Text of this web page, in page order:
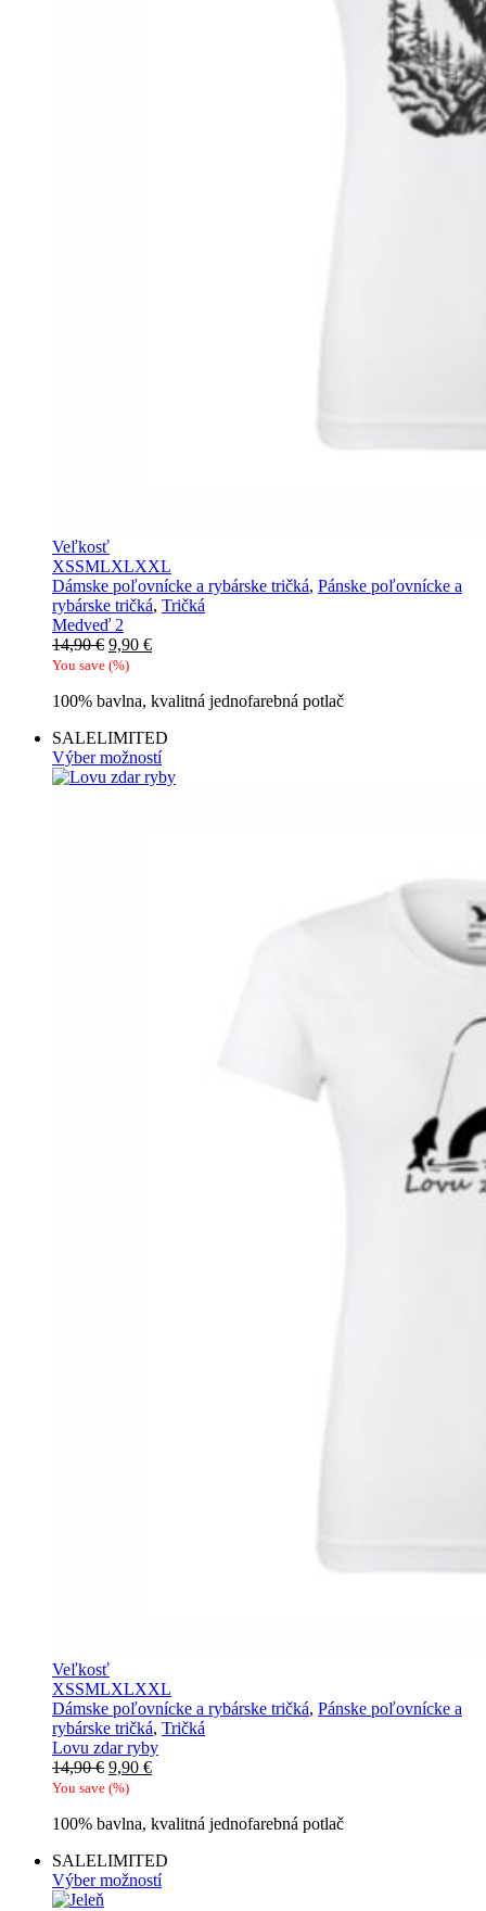
Veľkosť
XSSMLXLXXL
Dámske poľovnícke a rybárske tričká, Pánske poľovnícke a
rybárske tričká, Tričká
Medveď 2
14,90€ Pôvodná
cena
14,90 €.
9,90 €Aktuálna
9,90 €.
You save (%)
100% bavlna, kvalitná jednofarebná potlač
SALELIMITED
Výber možností
Veľkosť
XSSMLXLXXL
Dámske poľovnícke a rybárske tričká, Pánske poľovnícke a
rybárske tričká, Tričká
Lovu zdar ryby
14,90€ Pôvodná
cena
14,90 €.
9,90 €Aktuálna
9,90 €.
You save (%)
100% bavlna, kvalitná jednofarebná potlač
SALELIMITED
Výber možností